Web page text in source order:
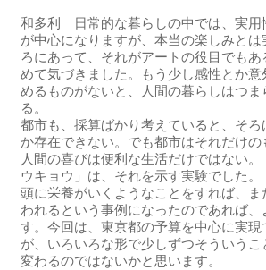
和多利 日常的な暮らしの中では、実用
が中心になりますが、本当の楽しみとは
ろにあって、それがアートの役目でもあ
めて気づきました。もう少し感性とか意
めるものがないと、人間の暮らしはつま
る。
都市も、採算ばかり考えていると、そろ
か存在できない。でも都市はそれだけの
人間の喜びは便利な生活だけではない。
ウキョウ」は、それを示す実験でした。
頭に栄養がいくようなことをすれば、
われるという事例になったのであれば、
す。今回は、東京都の予算を中心に実現
が、いろいろな形で少しずつそういうこ
変わるのではないかと思います。